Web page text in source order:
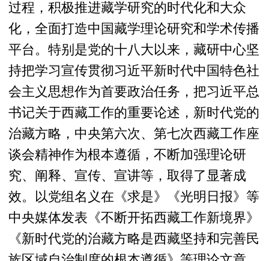
过程，积极推进藏学研究的时代化和大众
化，全面打造中国藏学理论研究和学术传播
平台。特别是党的十八大以来，藏研中心坚
持把学习宣传贯彻习近平新时代中国特色社
会主义思想作为首要政治任务，把习近平总
书记关于西藏工作的重要论述，新时代党的
治藏方略，中央第六次、第七次西藏工作座
谈会精神作为根本遵循，不断加强理论研
究、阐释、宣传、宣讲等，取得了显著成
效。以党组名义在《求是》《光明日报》等
中央媒体发表《不断开拓西藏工作新境界》
《新时代党的治藏方略是西藏坚持和完善民